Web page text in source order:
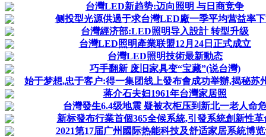
台灣LED新趋势:迈向照明 与日商竞争
侧投型光源供過于求台灣LED廠一季平均营益率
台灣經济部:LED照明导入設計 转型升级
台灣LED照明產業联盟12月24日正式成立
台灣LED照明技術最新動态
巧手翻新 废旧家具变“宝藏”(说台灣)
始于梦想,忠于客户:得一集团线上發布會成功举辦,揭秘苏
蒋介石夫妇1961年台灣家居照
台灣發生6.4级地震 疑被衣柜压到新北一老人命
新标發布行業首個365全候系統,引發系統創新性革
2021第17届广州國际热能科技及舒适家居系統博